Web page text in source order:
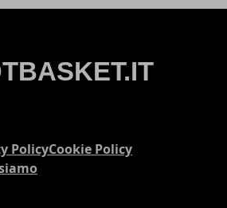
PolicyCookie Policy